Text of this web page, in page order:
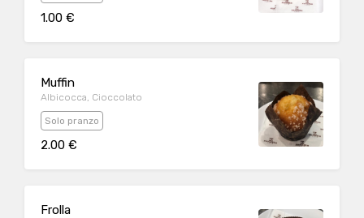
1.00 €
Muffin
Albicocca, Cioccolato
Solo pranzo
2.00 €
Frolla